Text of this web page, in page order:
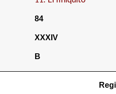
84
XXXIV
B